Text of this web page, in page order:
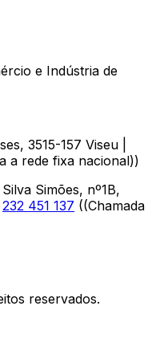
e Indústria de
, 3515-157 Viseu
a rede fixa nacional))
Simões, nº1B,
232 451 137 ((Chamada
reservados.